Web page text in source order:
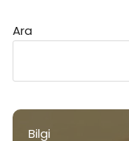
Ara
Bilgi